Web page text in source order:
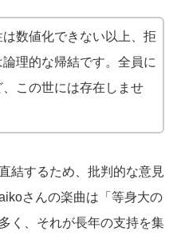
数値化できない以上、拒
理的な帰結です。全員に
この世には存在しませ
結するため、批判的な意見
さんの楽曲は「等身大の
く、それが長年の支持を集